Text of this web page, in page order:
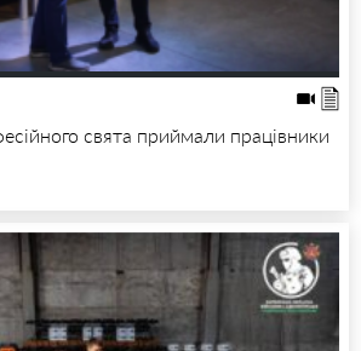
свята приймали працівники